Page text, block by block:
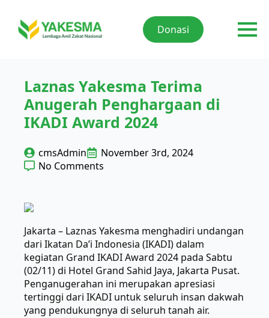
Donasi
Laznas Yakesma Terima
Anugerah Penghargaan di
IKADI Award 2024
cmsAdmin
November 3rd, 2024
No Comments
Jakarta – Laznas Yakesma menghadiri undangan
dari Ikatan Da’i Indonesia (IKADI) dalam
kegiatan Grand IKADI Award 2024 pada Sabtu
(02/11) di Hotel Grand Sahid Jaya, Jakarta Pusat.
Penganugerahan ini merupakan apresiasi
tertinggi dari IKADI untuk seluruh insan dakwah
yang pendukungnya di seluruh tanah air.